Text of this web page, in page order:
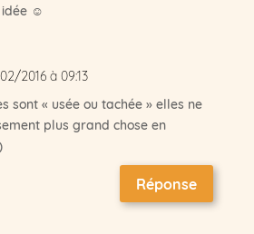
idée ☺
2016 à 09:13
sont « usée ou tachée » elles ne
plus grand chose en
Réponse